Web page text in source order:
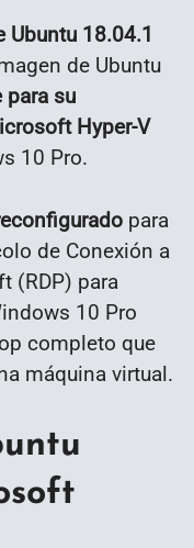
Ubuntu 18.04.1
de Ubuntu
para su
Hyper-V
10 Pro.
para
de Conexión a
(RDP) para
10 Pro
completo que
máquina virtual.